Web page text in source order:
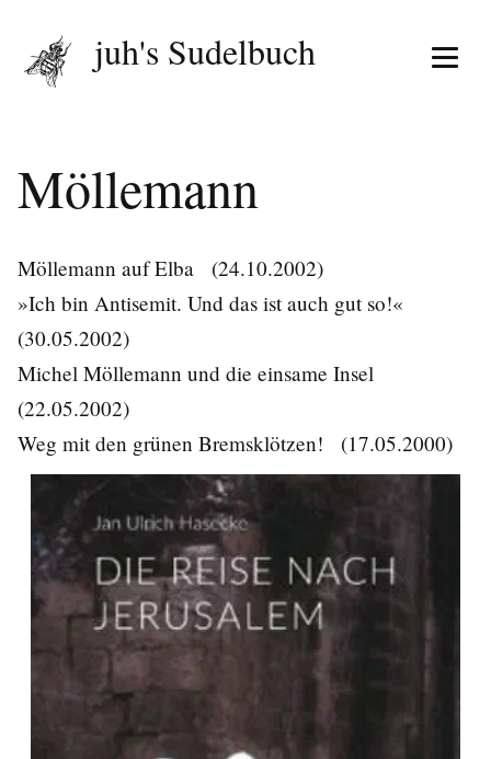
Menü
juh's Sudelbuch
Möllemann
Möllemann auf Elba
(24.10.2002)
»Ich bin Antisemit. Und das ist auch gut so!«
(30.05.2002)
Michel Möllemann und die einsame Insel
(22.05.2002)
Weg mit den grünen Bremsklötzen!
(17.05.2000)